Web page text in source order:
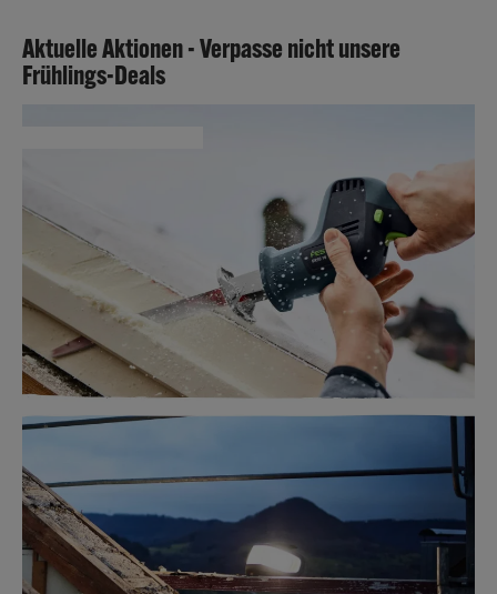
Aktuelle Aktionen - Verpasse nicht unsere
Frühlings-Deals